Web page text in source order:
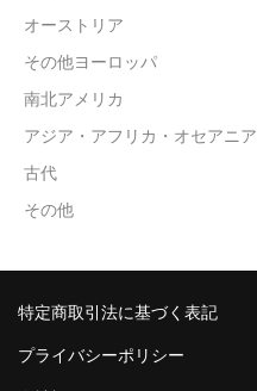
オーストリア
その他ヨーロッパ
南北アメリカ
アジア・アフリカ・オセアニア
古代
その他
特定商取引法に基づく表記
プライバシーポリシー